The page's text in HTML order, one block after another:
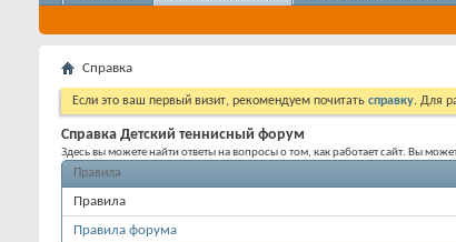
Справка
Если это ваш первый визит, рекомендуем почитать справку. Для
Справка Детский теннисный форум
Здесь вы можете найти ответы на вопросы о том, как работает сайт. Вы
Правила
Правила
Правила форума